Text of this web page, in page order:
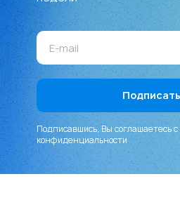
Подписавшись, Вы соглашаетесь с
конфиденциальности